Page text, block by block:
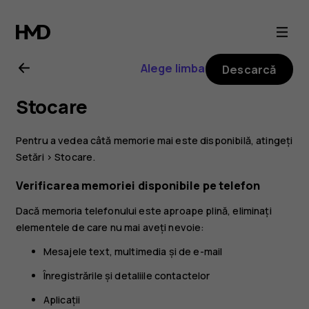
Ghid
de
utilizare
Nokia
6.2
Alege limba Descarcă
Stocare
Pentru a vedea câtă memorie mai este disponibilă, atingeți
Setări >Stocare.
Verificarea memoriei disponibile pe telefon
Dacă memoria telefonului este aproape plină, eliminați
elementele de care nu mai aveți nevoie:
Mesajele text, multimedia și de e-mail
Înregistrările și detaliile contactelor
Aplicații